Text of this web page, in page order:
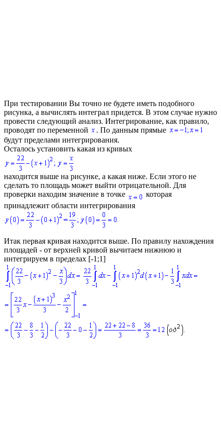
При тестировании Вы точно не будете иметь подобного
рисунка, а вычислять интеграл придется. В этом случае нужно
провести следующий анализ. Интегрирование, как правило,
проводят по переменной
. По данным прямые
будут пределами интегрирования.
Осталось установить какая из кривых
находится выше на рисунке, а какая ниже. Если этого не
сделать то площадь может выйти отрицательной. Для
проверки находим значение в точке
которая
принадлежит области интегрирования
Итак первая кривая находится выше. По правилу нахождения
площадей - от верхней кривой вычитаем нижнюю и
интегрируем в пределах [-1;1]